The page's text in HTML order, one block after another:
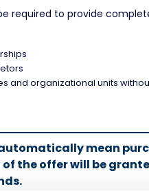
required to provide
and organizational units
mean
the offer will be